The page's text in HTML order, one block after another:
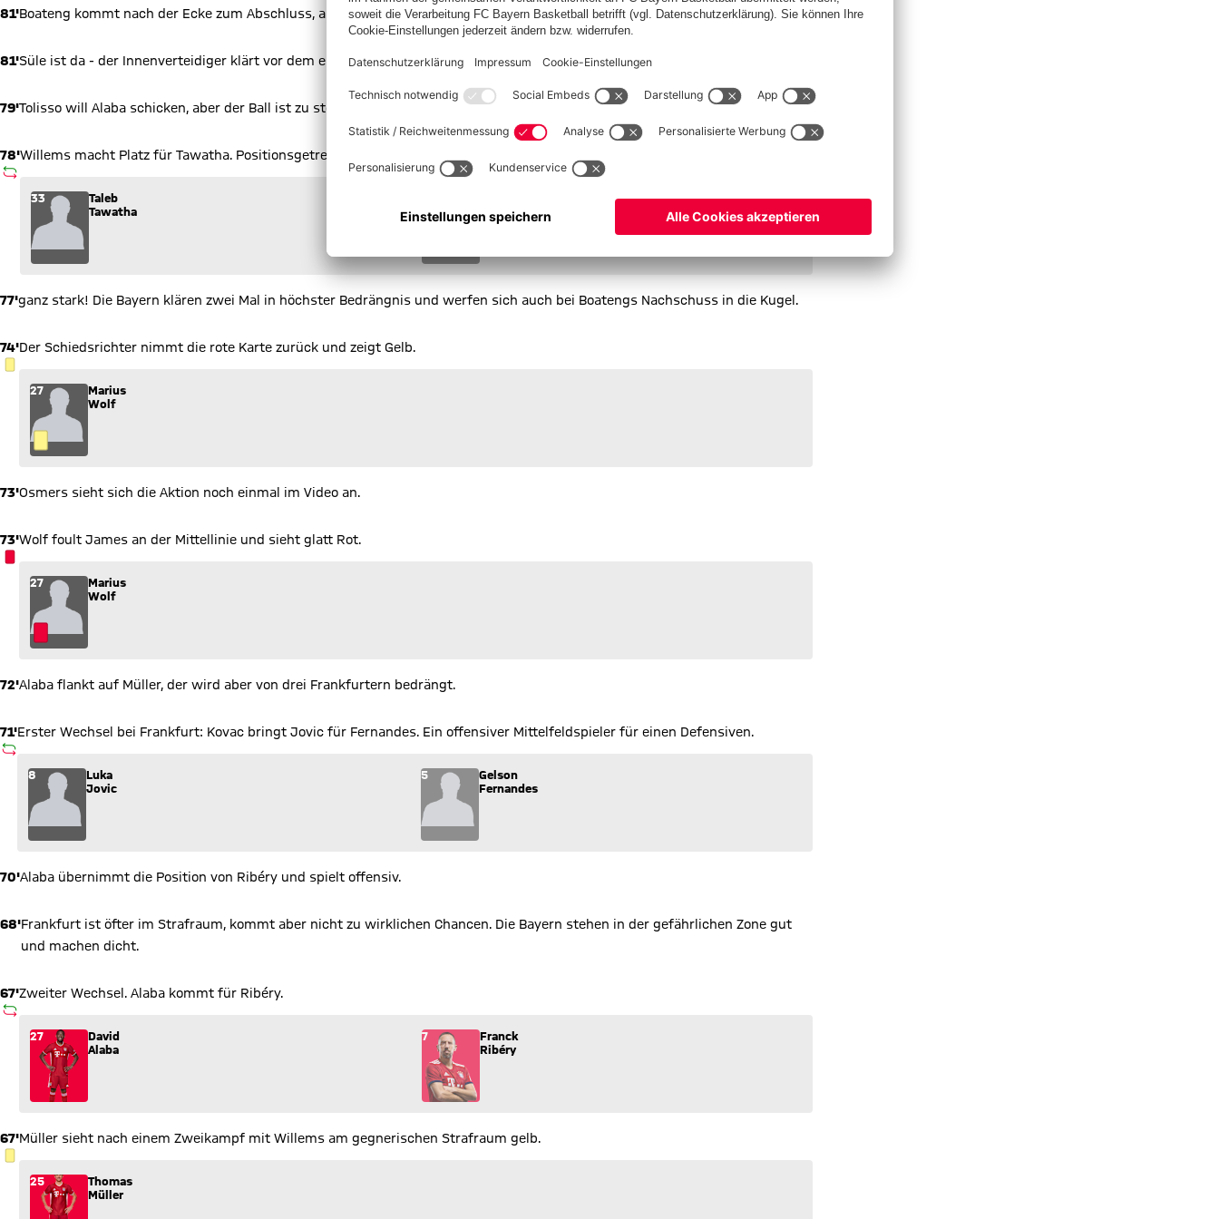
81'Boateng kommt nach der Ecke zum Abschluss, aber die Kugel segelt drüber.
81'Süle ist da - der Innenverteidiger klärt vor dem einschussbereiten Haller.
79'Tolisso will Alaba schicken, aber der Ball ist zu steil gespielt.
78'
AUSWECHSLUNG
Willems macht Platz für Tawatha. Positionsgetreuer Wechsel.
Wechsel: Taleb Tawatha (33) kommt für Jetro Willems (15) ins Spiel.
33
Taleb
Tawatha
Willems
77'ganz stark! Die Bayern klären zwei Mal in höchster Bedrängnis und werfen sich auch bei Boatengs Nachschuss in die Kugel.
74'
GELBE KARTE
Der Schiedsrichter nimmt die rote Karte zurück und zeigt Gelb.
27
Marius
Wolf
73'Osmers sieht sich die Aktion noch einmal im Video an.
73'
ROTE KARTE
Wolf foult James an der Mittellinie und sieht glatt Rot.
27
Marius
Wolf
72'Alaba flankt auf Müller, der wird aber von drei Frankfurtern bedrängt.
71'
AUSWECHSLUNG
Erster Wechsel bei Frankfurt: Kovac bringt Jovic für Fernandes. Ein offensiver Mittelfeldspieler für einen Defensiven.
Wechsel: Luka Jovic (8) kommt für Gelson Fernandes (5) ins Spiel.
8
Luka
Jovic
5
Gelson
Fernandes
70'Alaba übernimmt die Position von Ribéry und spielt offensiv.
68'Frankfurt ist öfter im Strafraum, kommt aber nicht zu wirklichen Chancen. Die Bayern stehen in der gefährlichen Zone gut
und machen dicht.
67'
AUSWECHSLUNG
Zweiter Wechsel. Alaba kommt für Ribéry.
Wechsel: David Alaba (27) kommt für Franck Ribéry (7) ins Spiel.
27
David
Alaba
7
Franck
Ribéry
67'
GELBE KARTE
Müller sieht nach einem Zweikampf mit Willems am gegnerischen Strafraum gelb.
25
Thomas
Müller